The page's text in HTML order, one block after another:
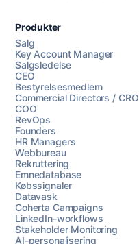
Produkter
Salg
Key Account Manager
Salgsledelse
CEO
Bestyrelsesmedlem
Commercial Directors / CRO
COO
RevOps
Founders
HR Managers
Webbureau
Rekruttering
Emnedatabase
Købssignaler
Datavask
Coherta Campaigns
LinkedIn-workflows
Stakeholder Monitoring
AI-personalisering